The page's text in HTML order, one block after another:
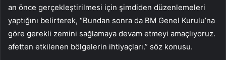
an önce gerçekleştirilmesi için şimdiden düzenlemeleri
yaptığını belirterek, “Bundan sonra da BM Genel Kurulu’na
göre gerekli zemini sağlamaya devam etmeyi amaçlıyoruz.
afetten etkilenen bölgelerin ihtiyaçları.” söz konusu.